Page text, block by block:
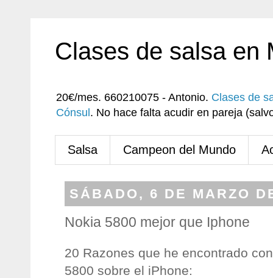
Clases de salsa en
20€/mes. 660210075 - Antonio. Clases de
Cónsul . No hace falta acudir en pareja
Salsa Campeon del Mundo
SÁBADO, 6 DE MARZO
Nokia 5800 mejor que Iphone
20 Razones que he encontrado
5800 sobre el iPhone: